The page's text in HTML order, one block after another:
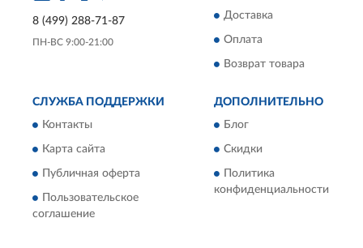
8 (499) 288-71-87
ПН-ВС 9:00-21:00
Доставка
Оплата
Возврат товара
СЛУЖБА ПОДДЕРЖКИ
Контакты
Карта сайта
Публичная оферта
Пользовательское
соглашение
ДОПОЛНИТЕЛЬНО
Блог
Скидки
Политика
конфиденциальности